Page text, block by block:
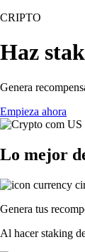
CRIPTO
Haz
Genera
Empieza ahora
Lo mejor
Genera tus
Al hacer staking